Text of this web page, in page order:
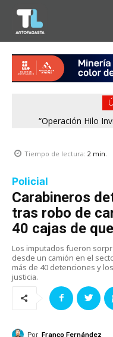
“Operación Hilo
Tiempo de lectura: 2 min.
Policial
Carabineros
tras robo de
40 cajas de
Los imputados fueron
desde un camión en el
más de 40 detenciones y
justicia.
Por Franco Fernández